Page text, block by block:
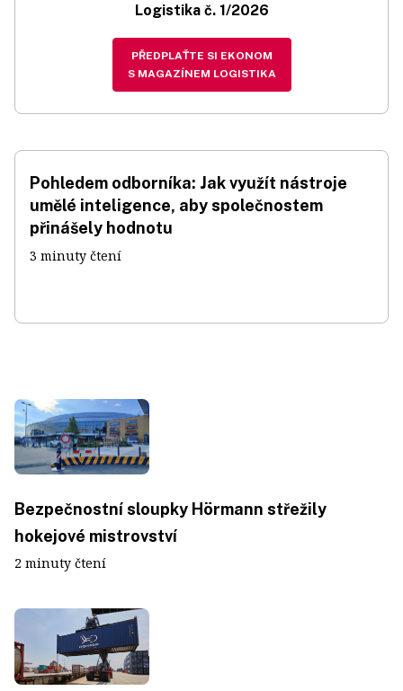
Logistika č. 1/2026
PŘEDPLAŤTE SI EKONOM
S MAGAZÍNEM LOGISTIKA
Pohledem odborníka: Jak využít nástroje
umělé inteligence, aby společnostem
přinášely hodnotu
3 minuty čtení
Bezpečnostní sloupky Hörmann střežily
hokejové mistrovství
2 minuty čtení